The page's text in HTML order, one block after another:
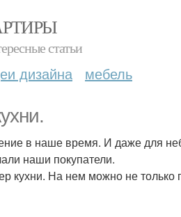
статьи
дизайна мебель
в наше время. И даже для
наши покупатели.
кухни. На нем можно не только